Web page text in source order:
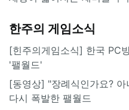
한주의 게임소식
[힌주의게임소식] 한국 PC
'팰월드'
[동영상] "장례식인가요?
다시 폭발한 팰월드